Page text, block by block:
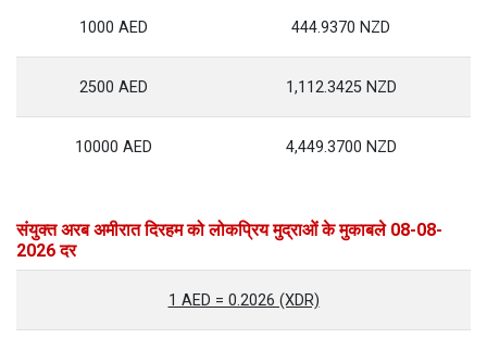
1000 AED 444.9370 NZD
2500 AED 1,112.3425 NZD
10000 AED 4,449.3700 NZD
संयुक्त अरब अमीरात दिरहम को लोकप्रिय मुद्राओं के मुकाबले 08-08-
2026 दर
1 AED = 0.2026 (XDR)